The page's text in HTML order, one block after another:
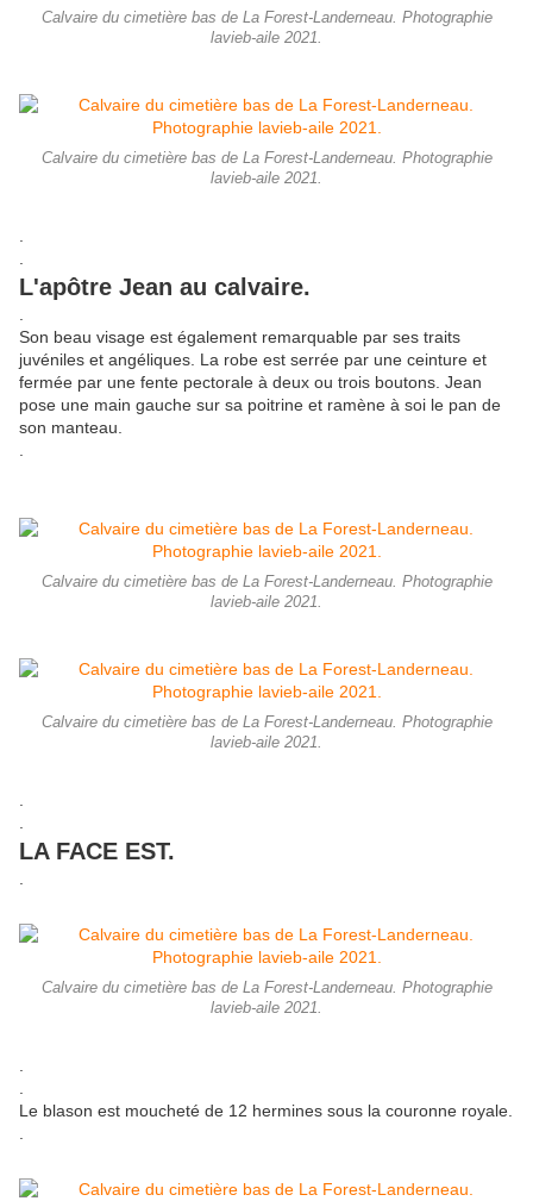
Calvaire du cimetière bas de La Forest-Landerneau. Photographie
lavieb-aile 2021.
Calvaire du cimetière bas de La Forest-Landerneau. Photographie
lavieb-aile 2021.
L'apôtre Jean au calvaire.
Son beau visage est également remarquable par ses traits
juvéniles et angéliques. La robe est serrée par une ceinture et
fermée par une fente pectorale à deux ou trois boutons. Jean
pose une main gauche sur sa poitrine et ramène à soi le pan de
son manteau.
Calvaire du cimetière bas de La Forest-Landerneau. Photographie
lavieb-aile 2021.
Calvaire du cimetière bas de La Forest-Landerneau. Photographie
lavieb-aile 2021.
LA FACE EST.
Calvaire du cimetière bas de La Forest-Landerneau. Photographie
lavieb-aile 2021.
Le blason est moucheté de 12 hermines sous la couronne royale.